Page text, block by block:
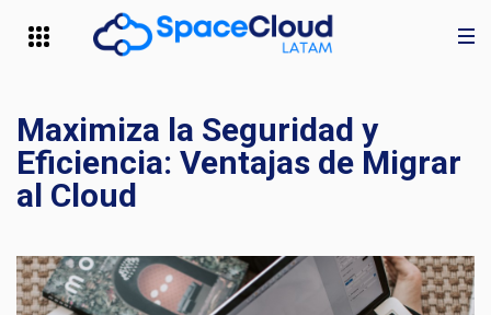
Maximiza la Seguridad y
Eficiencia: Ventajas de Migrar
al Cloud